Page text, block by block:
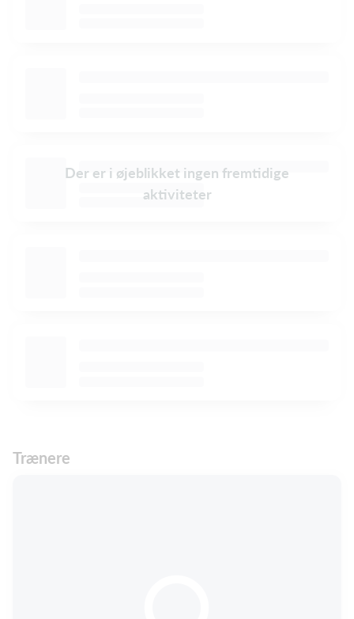
Der er i øjeblikket ingen fremtidige
aktiviteter
Trænere